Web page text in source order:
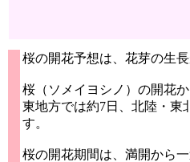
桜の開花予想は、花芽の生
桜（ソメイヨシノ）の開花
東地方では約7日、北陸・東
す。
桜の開花期間は、満開から